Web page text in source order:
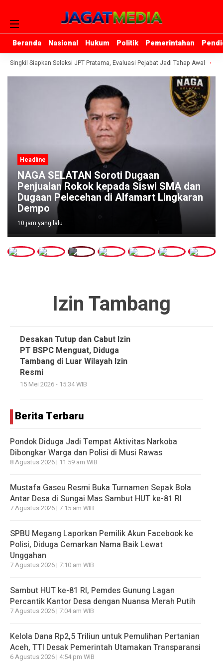
Beranda Nasional Hukum Politik Pemerintahan
Beranda Nasional Hukum Politik Pemerintahan
Singkil Siapkan Seleksi JPT Pratama, Evaluasi Pejabat Jadi Tahap Awal
Headline
NAGA SELATAN Soroti Dugaan
Penjualan Rokok kepada Siswi SMA dan
Dugaan Pelecehan di Alfamart Lingkaran
Dempo
10 jam yang lalu
Izin Tambang
Desakan Tutup dan Cabut Izin
PT BSPC Menguat, Diduga
Tambang di Luar Wilayah Izin
Resmi
15 Mei 2026 - 15:34 WIB
Berita Terbaru
Pondok Diduga Jadi Tempat Aktivitas Narkoba
Dibongkar Warga dan Polisi di Musi Rawas
8 Agustus 2026 | 11:59 am WIB
Mustafa Gaseu Resmi Buka Turnamen Sepak Bola
Antar Desa di Sungai Mas Sambut HUT ke-81 RI
7 Agustus 2026 | 7:15 am WIB
SPBU Megang Laporkan Pemilik Akun Facebook ke
Polisi, Diduga Cemarkan Nama Baik Lewat
Unggahan
7 Agustus 2026 | 7:10 am WIB
Sambut HUT ke-81 RI, Pemdes Gunung Lagan
Percantik Kantor Desa dengan Nuansa Merah Putih
7 Agustus 2026 | 7:04 am WIB
Kelola Dana Rp2,5 Triliun untuk Pemulihan Pertanian
Aceh, TTI Desak Pemerintah Utamakan Transparansi
6 Agustus 2026 | 4:54 pm WIB